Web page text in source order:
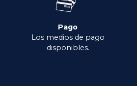
Pago
Los medios de pago
disponibles.